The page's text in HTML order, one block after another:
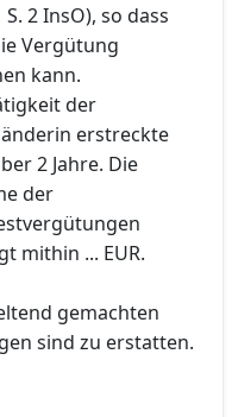
S. 2 InsO), so dass
Vergütung
kann.
der
erstreckte
2 Jahre. Die
der
mithin ... EUR.
gemachten
sind zu erstatten.